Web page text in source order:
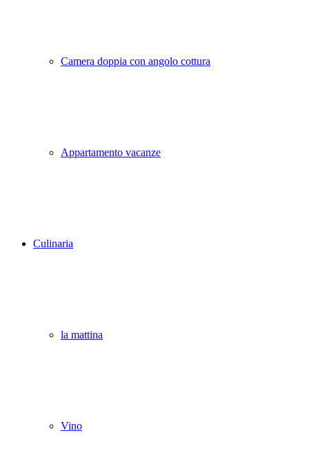
Camera doppia con angolo cottura
Appartamento vacanze
Culinaria
la mattina
Vino